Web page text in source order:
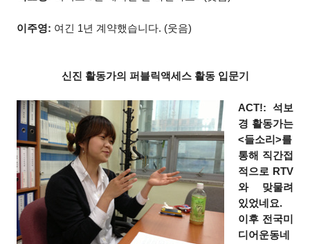
이주영: 여긴 1년 계약했습니다. (웃음)
신진 활동가의 퍼블릭액세스 활동 입문기
ACT!: 석보
경 활동가는
<들소리>를
통해 직간접
적으로 RTV
와 맞물려
있었네요.
이후 전국미
디어운동네